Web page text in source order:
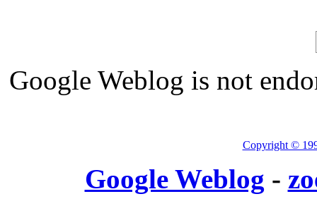
Google Weblog is not
Copyright ©
Google Weblog -